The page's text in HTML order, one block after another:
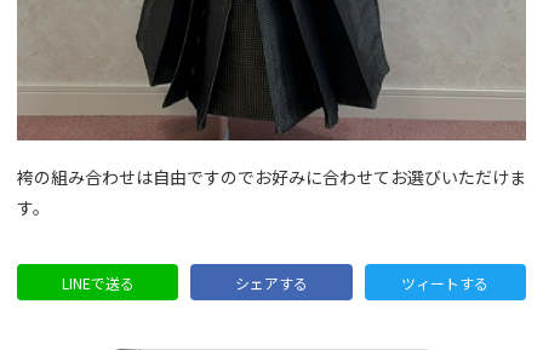
袴の組み合わせは自由ですのでお好みに合わせてお選びいただけま
す。
LINEで送る シェアする ツィートする